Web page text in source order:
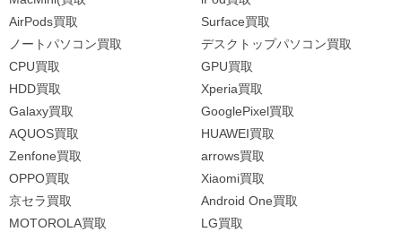
AirPods買取
Surface買取
ノートパソコン買取
デスクトップパソコン買取
CPU買取
GPU買取
HDD買取
Xperia買取
Galaxy買取
GooglePixel買取
AQUOS買取
HUAWEI買取
Zenfone買取
arrows買取
OPPO買取
Xiaomi買取
京セラ買取
Android One買取
MOTOROLA買取
LG買取